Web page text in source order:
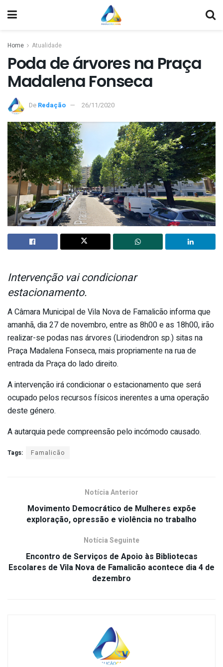
Home Atualidade
Poda de árvores na Praça
Madalena Fonseca
De Redação 26/11/2020
Intervenção vai condicionar
estacionamento.
A Câmara Municipal de Vila Nova de Famalicão informa que
amanhã, dia 27 de novembro, entre as 8h00 e as 18h00, irão
realizar-se podas nas árvores (Liriodendron sp.) sitas na
Praça Madalena Fonseca, mais propriamente na rua de
entrada da Praça do lado direito.
A intervenção irá condicionar o estacionamento que será
ocupado pelos recursos físicos inerentes a uma operação
deste género.
A autarquia pede compreensão pelo incómodo causado.
Tags: Famalicão
Notícia Anterior
Movimento Democrático de Mulheres expõe
exploração, opressão e violência no trabalho
Notícia Seguinte
Encontro de Serviços de Apoio às Bibliotecas
Escolares de Vila Nova de Famalicão acontece dia 4 de
dezembro